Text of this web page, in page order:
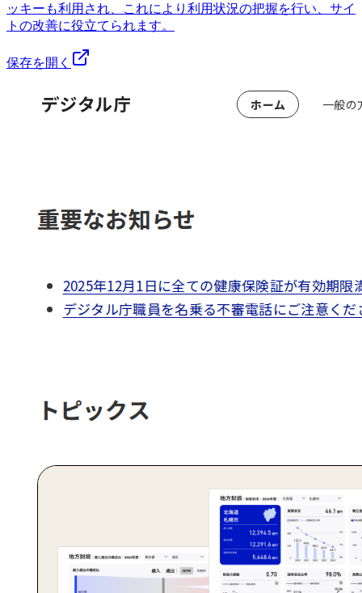
ッキーも利用され、これにより利用状況の把握を行い、サイ
トの改善に役立てられます。
保存を開く